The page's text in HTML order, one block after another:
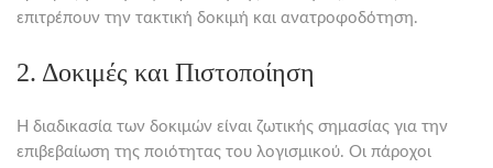
επιτρέπουν την τακτική δοκιμή και ανατροφοδότηση.
2. Δοκιμές και Πιστοποίηση
Η διαδικασία των δοκιμών είναι ζωτικής σημασίας για την
επιβεβαίωση της ποιότητας του λογισμικού. Οι πάροχοι